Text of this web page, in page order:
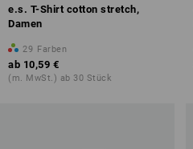
e.s. T-Shirt cotton stretch,
Damen
29 Farben
ab 10,59 €
(m. MwSt.) ab 30 Stück